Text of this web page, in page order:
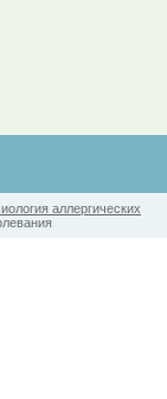
аллергических